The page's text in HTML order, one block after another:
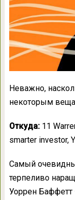
Неважно,
некоторым
Откуда: 11
smarter investor,
Самый
терпеливо
Уоррен Баффетт